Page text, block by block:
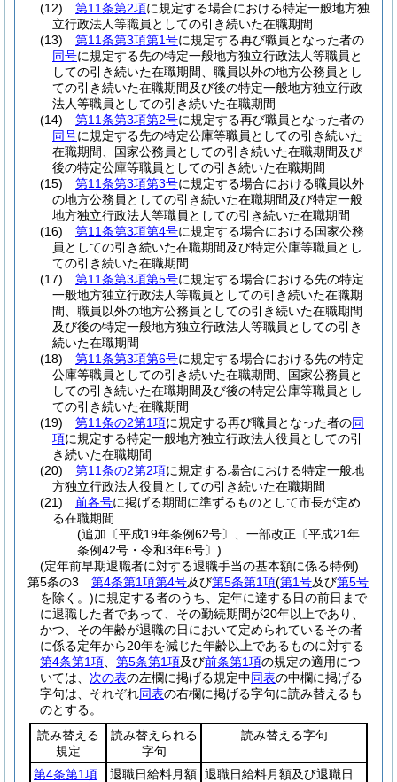
(12)
第11条第2項に規定する場合における特定一般地方独
立行政法人等職員としての引き続いた在職期間
(13)
第11条第3項第1号に規定する再び職員となった者の
同号に規定する先の特定一般地方独立行政法人等職員と
しての引き続いた在職期間、職員以外の地方公務員とし
ての引き続いた在職期間及び後の特定一般地方独立行政
法人等職員としての引き続いた在職期間
(14)
第11条第3項第2号に規定する再び職員となった者の
同号に規定する先の特定公庫等職員としての引き続いた
在職期間、国家公務員としての引き続いた在職期間及び
後の特定公庫等職員としての引き続いた在職期間
(15)
第11条第3項第3号に規定する場合における職員以外
の地方公務員としての引き続いた在職期間及び特定一般
地方独立行政法人等職員としての引き続いた在職期間
(16)
第11条第3項第4号に規定する場合における国家公務
員としての引き続いた在職期間及び特定公庫等職員とし
ての引き続いた在職期間
(17)
第11条第3項第5号に規定する場合における先の特定
一般地方独立行政法人等職員としての引き続いた在職期
間、職員以外の地方公務員としての引き続いた在職期間
及び後の特定一般地方独立行政法人等職員としての引き
続いた在職期間
(18)
第11条第3項第6号に規定する場合における先の特定
公庫等職員としての引き続いた在職期間、国家公務員と
しての引き続いた在職期間及び後の特定公庫等職員とし
ての引き続いた在職期間
(19)
第11条の2第1項に規定する再び職員となった者の同
項に規定する特定一般地方独立行政法人役員としての引
き続いた在職期間
(20)
第11条の2第2項に規定する場合における特定一般地
方独立行政法人役員としての引き続いた在職期間
(21)
前各号に掲げる期間に準ずるものとして市長が定め
る在職期間
(追加〔平成19年条例62号〕、一部改正〔平成21年
条例42号・令和3年6号〕)
(定年前早期退職者に対する退職手当の基本額に係る特例)
第5条の3
第4条第1項第4号及び第5条第1項(第1号及び第5号
を除く。)に規定する者のうち、定年に達する日の前日まで
に退職した者であって、その勤続期間が20年以上であり、
かつ、その年齢が退職の日において定められているその者
に係る定年から20年を減じた年齢以上であるものに対する
第4条第1項
第5条第1項及び前条第1項の規定の適用につ
いては、 次の表の左欄に掲げる規定中同表の中欄に掲げる
字句は、それぞれ同表の右欄に掲げる字句に読み替えるも
のとする。
読み替える
規定
読み替えられる
字句
読み替える字句
第4条第1項
退職日給料月額 退職日給料月額及び退職日